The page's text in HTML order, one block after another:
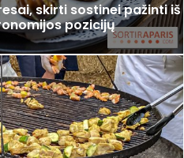
skirti sostinei pažinti iš
pozicijų